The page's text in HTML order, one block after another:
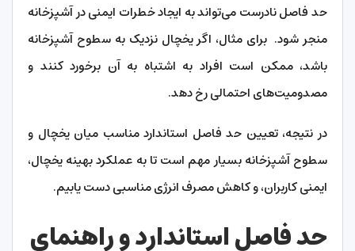
حد فاصل نادرست می‌تواند به ایجاد خطرات ایمنی در آشپزخانه
منجر شود. برای مثال، اگر یخچال نزدیک به سطوح آشپزخانه
باشد، ممکن است افراد به اشتباه به آن برخورد کنند و
مصدومیت‌های احتمالی رخ دهد.
در نتیجه، تعیین حد فاصل استاندارد مناسب میان یخچال و
سطوح آشپزخانه بسیار مهم است تا به عملکرد بهینه یخچال،
ایمنی کاربران، و کاهش مصرف انرژی مناسبی دست یابیم.
حد فاصل استاندارد و راهنمای